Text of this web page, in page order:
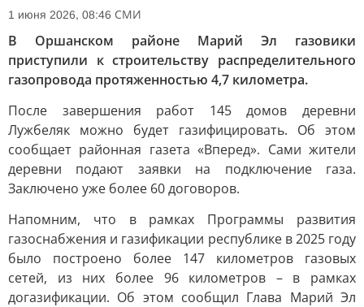
1 июня 2026, 08:46 СМИ
В Оршанском районе Марий Эл газовики
приступили к строительству распределительного
газопровода протяженностью 4,7 километра.
После завершения работ 145 домов деревни
Лужбеляк можно будет газифицировать. Об этом
сообщает районная газета «Вперед». Сами жители
деревни подают заявки на подключение газа.
Заключено уже более 60 договоров.
Напомним, что в рамках Программы развития
газоснабжения и газификации республике в 2025 году
было построено более 147 километров газовых
сетей, из них более 96 километров – в рамках
догазификации. Об этом сообщил Глава Марий Эл